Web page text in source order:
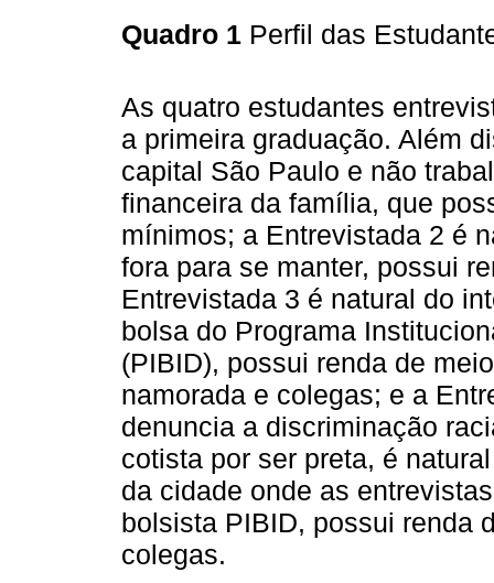
Quadro 1 Perfil das
As quatro estudantes
a primeira graduação. Além
capital São Paulo e não
financeira da família, que
mínimos; a Entrevistada 2 é
fora para se manter, possui
Entrevistada 3 é natural do
bolsa do Programa
(PIBID), possui renda de
namorada e colegas; e a
denuncia a discriminação
cotista por ser preta, é
da cidade onde as
bolsista PIBID, possui renda
colegas.